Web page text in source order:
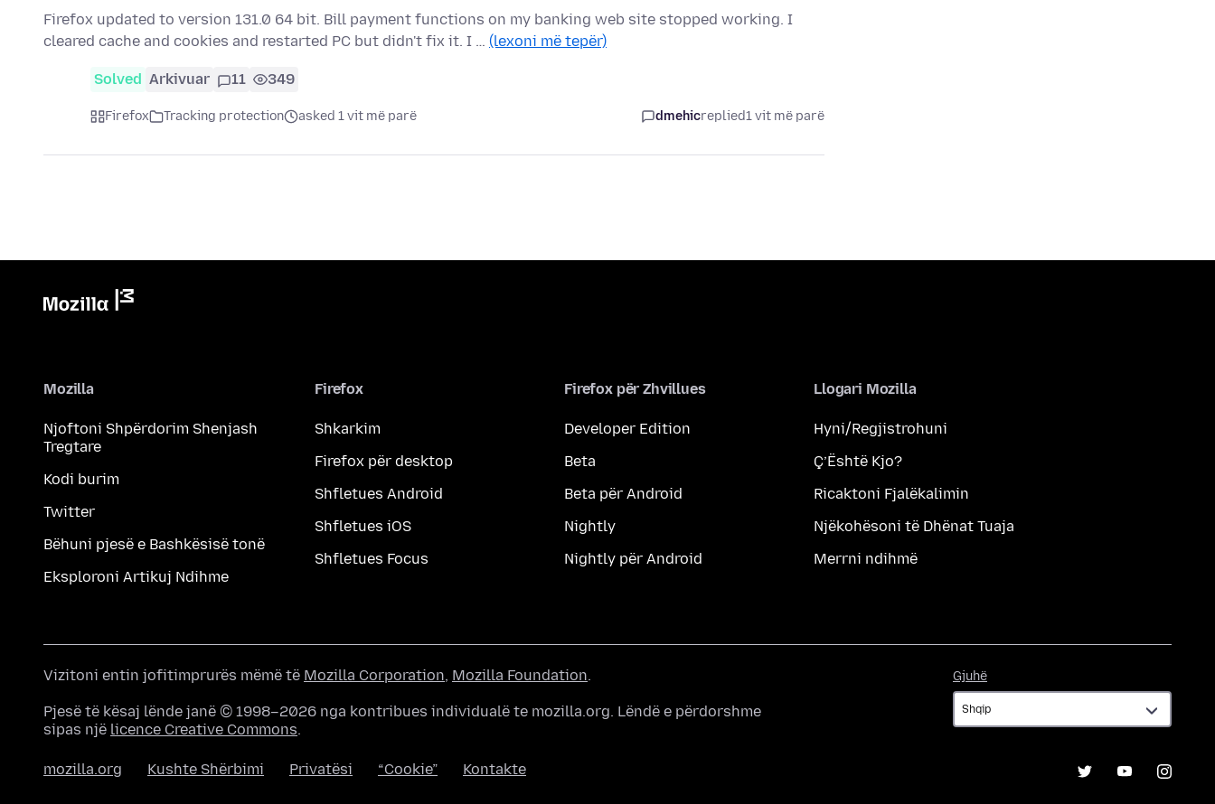
Firefox updated to version 131.0 64 bit. Bill payment functions on my banking web site stopped working. I
cleared cache and cookies and restarted PC but didn't fix it. I … (lexoni më tepër)
Solved Arkivuar 11 349
Firefox Tracking protection asked 1 vit më parë dmehicreplied1 vit më parë
Mozilla
Njoftoni Shpërdorim Shenjash
Tregtare
Kodi burim
Twitter
Bëhuni pjesë e Bashkësisë tonë
Eksploroni Artikuj Ndihme
Firefox
Shkarkim
Firefox për desktop
Shfletues Android
Shfletues iOS
Shfletues Focus
Firefox për Zhvillues
Developer Edition
Beta
Beta për Android
Nightly
Nightly për Android
Llogari Mozilla
Hyni/Regjistrohuni
Ç’Është Kjo?
Ricaktoni Fjalëkalimin
Njëkohësoni të Dhënat Tuaja
Merrni ndihmë
Gjuhë
Vizitoni entin jofitimprurës mëmë të Mozilla Corporation, Mozilla Foundation.
Pjesë të kësaj lënde janë © 1998–2026 nga kontribues individualë te mozilla.org. Lëndë e përdorshme
sipas një licence Creative Commons.
mozilla.org Kushte Shërbimi Privatësi “Cookie” Kontakte